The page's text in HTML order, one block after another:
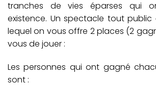
tranches de vies éparses qui
existence. Un spectacle tout public
lequel on vous offre 2 places (2
vous de jouer :
Les personnes qui ont gagné
sont :